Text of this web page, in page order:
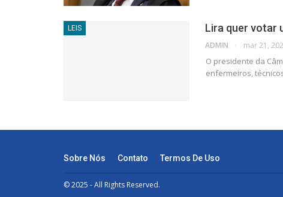
LEIS Lira quer votar
ADMIN mar 21,
O presidente da
enfermeiros,
Sobre Nós Contato Termos De Uso
© 2025 - All Rights Reserved.